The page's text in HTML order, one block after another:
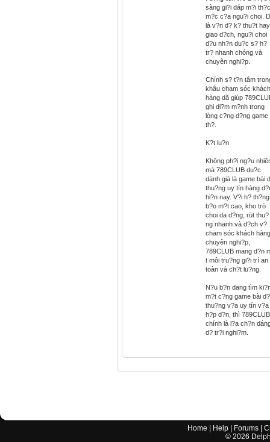
sàng gi?i dáp m?i th?c
m?c c?a ngu?i choi.
là v?n d? k? thu?t hay
giao d?ch, ngu?i choi
d?u nh?n du?c s? h?
tr? nhanh chóng và
chuyên nghi?p.
Chính s? t?n tâm
khâu cham sóc khách
hàng dã giúp
ghi di?m m?nh trong
lòng c?ng d?ng game
th?.
K?t lu?n
Không ph?i ng?u
mà 789CLUB du?c
dánh giá là game bài
thu?ng uy tín hàng
hi?n nay. V?i h? th?ng
b?o m?t cao, kho trò
choi da d?ng, rút thu?
ng nhanh và d?ch v?
cham sóc khách hàng
chuyên nghi?p,
789CLUB mang d?n
t môi tru?ng gi?i trí an
toàn và ch?t lu?ng.
N?u b?n dang tìm
m?t c?ng game bài
thu?ng v?a uy tín v?a
h?p d?n, thì 789CLUB
chính là l?a ch?n
d? tr?i nghi?m.
Home Help Forums |
© 2026